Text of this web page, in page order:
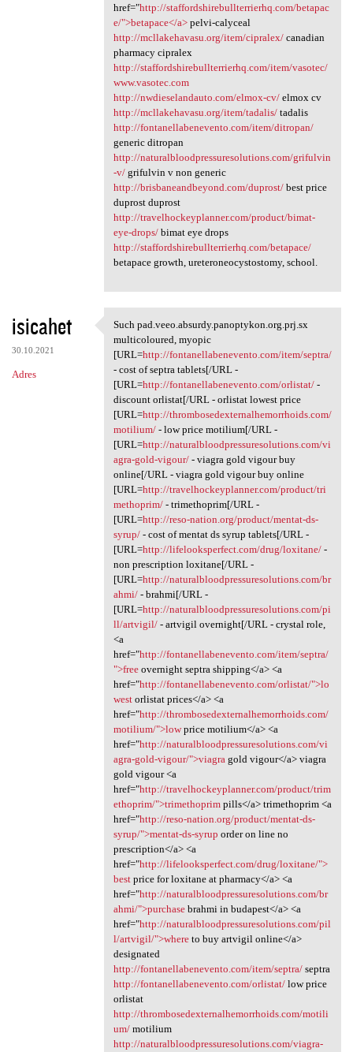
href="http://staffordshirebullterrierhq.com/betapac
e/">betapace</a>pelvi-calyceal
http://mcllakehavasu.org/item/cipralex/canadian
pharmacy cipralex
http://staffordshirebullterrierhq.com/item/vasotec/
www.vasotec.com
http://nwdieselandauto.com/elmox-cv/elmox cv
http://mcllakehavasu.org/item/tadalis/tadalis
http://fontanellabenevento.com/item/ditropan/
generic ditropan
http://naturalbloodpressuresolutions.com/grifulvin
-v/grifulvin v non generic
http://brisbaneandbeyond.com/duprost/best price
duprost duprost
http://travelhockeyplanner.com/product/bimat-
eye-drops/bimat eye drops
http://staffordshirebullterrierhq.com/betapace/
betapace growth, ureteroneocystostomy, school.
isicahet
30.10.2021
Adres
Such pad.veeo.absurdy
Such pad.veeo.absurdy.panoptykon.org.prj.sx
multicoloured, myopic
[URL=http://fontanellabenevento.com/item/septra/
- cost of septra tablets[/URL -
[URL=http://fontanellabenevento.com/orlistat/-
discount orlistat[/URL - orlistat lowest price
[URL=http://thrombosedexternalhemorrhoids.com/
motilium/- low price motilium[/URL -
[URL=http://naturalbloodpressuresolutions.com/vi
agra-gold-vigour/- viagra gold vigour buy
online[/URL - viagra gold vigour buy online
[URL=http://travelhockeyplanner.com/product/tri
methoprim/- trimethoprim[/URL -
[URL=http://reso-nation.org/product/mentat-ds-
syrup/- cost of mentat ds syrup tablets[/URL -
[URL=http://lifelooksperfect.com/drug/loxitane/-
non prescription loxitane[/URL -
[URL=http://naturalbloodpressuresolutions.com/br
ahmi/- brahmi[/URL -
[URL=http://naturalbloodpressuresolutions.com/pi
ll/artvigil/- artvigil overnight[/URL - crystal role,
<a
href="http://fontanellabenevento.com/item/septra/
">freeovernight septra shipping</a> <a
href="http://fontanellabenevento.com/orlistat/">lo
westorlistat prices</a> <a
href="http://thrombosedexternalhemorrhoids.com/
motilium/">lowprice motilium</a> <a
href="http://naturalbloodpressuresolutions.com/vi
agra-gold-vigour/">viagra gold vigour</a> viagra
gold vigour <a
href="http://travelhockeyplanner.com/product/trim
ethoprim/">trimethoprimpills</a> trimethoprim <a
href="http://reso-nation.org/product/mentat-ds-
syrup/">mentat-ds-syrup order on line no
prescription</a> <a
href="http://lifelooksperfect.com/drug/loxitane/">
bestprice for loxitane at pharmacy</a> <a
href="http://naturalbloodpressuresolutions.com/br
ahmi/">purchasebrahmi in budapest</a> <a
href="http://naturalbloodpressuresolutions.com/pil
l/artvigil/">whereto buy artvigil online</a>
designated
http://fontanellabenevento.com/item/septra/septra
http://fontanellabenevento.com/orlistat/low price
orlistat
http://thrombosedexternalhemorrhoids.com/motili
um/motilium
http://naturalbloodpressuresolutions.com/viagra-